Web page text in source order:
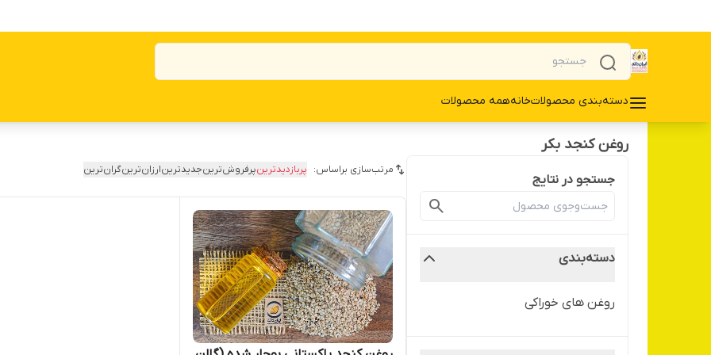
دسته‌بندی محصولاتخانههمه محصولات
روغن کنجد بکر
جستجو در نتایج
دسته‌بندی
روغن های خوراکی
مرتب‌سازی براساس: پربازدیدترینپرفروش‌ترینجدیدترینارزان‌ترینگران‌ترین